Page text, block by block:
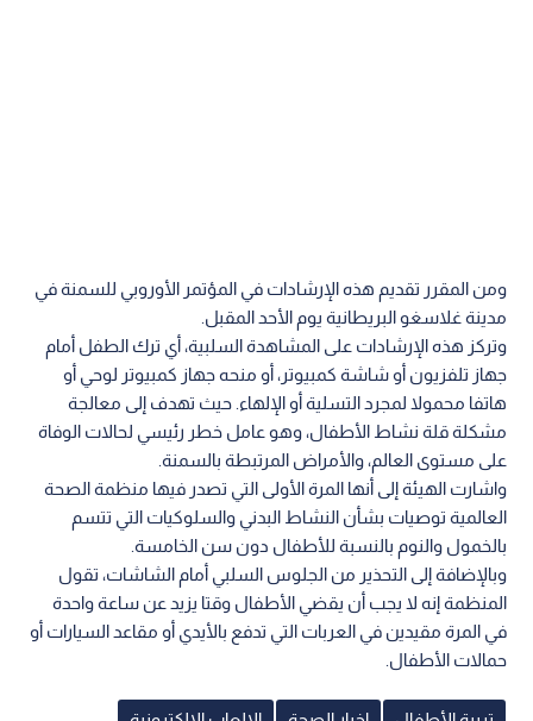
ومن المقرر تقديم هذه الإرشادات في المؤتمر الأوروبي للسمنة في
مدينة غلاسغو البريطانية يوم الأحد المقبل.
وتركز هذه الإرشادات على المشاهدة السلبية، أي ترك الطفل أمام
جهاز تلفزيون أو شاشة كمبيوتر، أو منحه جهاز كمبيوتر لوحي أو
هاتفا محمولا لمجرد التسلية أو الإلهاء. حيث تهدف إلى معالجة
مشكلة قلة نشاط الأطفال، وهو عامل خطر رئيسي لحالات الوفاة
على مستوى العالم، والأمراض المرتبطة بالسمنة.
واشارت الهيئة إلى أنها المرة الأولى التي تصدر فيها منظمة الصحة
العالمية توصيات بشأن النشاط البدني والسلوكيات التي تتسم
بالخمول والنوم بالنسبة للأطفال دون سن الخامسة.
وبالإضافة إلى التحذير من الجلوس السلبي أمام الشاشات، تقول
المنظمة إنه لا يجب أن يقضي الأطفال وقتا يزيد عن ساعة واحدة
في المرة مقيدين في العربات التي تدفع بالأيدي أو مقاعد السيارات أو
حمالات الأطفال.